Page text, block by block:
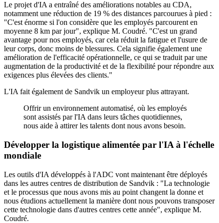
Le projet d'IA a entraîné des améliorations notables au CDA,
notamment une réduction de 19 % des distances parcourues à pied :
"C'est énorme si l'on considère que les employés parcourent en
moyenne 8 km par jour", explique M. Coudré. "C'est un grand
avantage pour nos employés, car cela réduit la fatigue et l'usure de
leur corps, donc moins de blessures. Cela signifie également une
amélioration de l'efficacité opérationnelle, ce qui se traduit par une
augmentation de la productivité et de la flexibilité pour répondre aux
exigences plus élevées des clients."
L'IA fait également de Sandvik un employeur plus attrayant.
Offrir un environnement automatisé, où les employés
sont assistés par l'IA dans leurs tâches quotidiennes,
nous aide à attirer les talents dont nous avons besoin.
Développer la logistique alimentée par l'IA à l'échelle
mondiale
Les outils d'IA développés à l'ADC vont maintenant être déployés
dans les autres centres de distribution de Sandvik : "La technologie
et le processus que nous avons mis au point changent la donne et
nous étudions actuellement la manière dont nous pouvons transposer
cette technologie dans d'autres centres cette année", explique M.
Coudré.